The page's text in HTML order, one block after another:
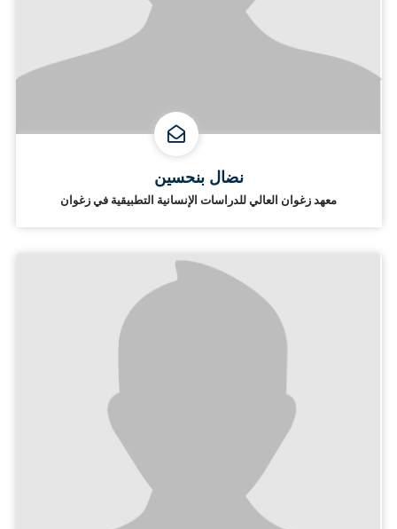
نضال بنحسين
معهد زغوان العالي للدراسات الإنسانية التطبيقية في زغوان